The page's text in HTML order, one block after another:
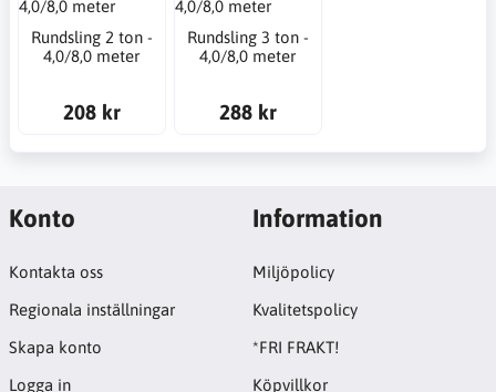
Rundsling 2 ton -
4,0/8,0 meter
208 kr
Rundsling 3 ton -
4,0/8,0 meter
288 kr
Konto
Kontakta oss
Regionala inställningar
Skapa konto
Logga in
Information
Miljöpolicy
Kvalitetspolicy
*FRI FRAKT!
Köpvillkor